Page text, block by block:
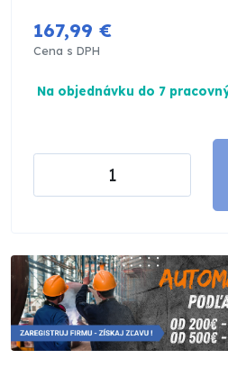
167,99 €
Cena s DPH
Na objednávku do 7